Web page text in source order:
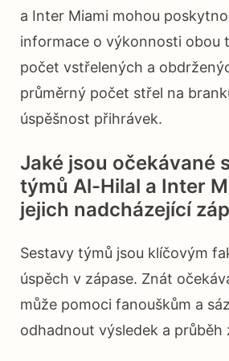
a Inter Miami mohou
informace o výkonnosti obou
počet vstřelených a
průměrný počet střel na
úspěšnost přihrávek.
Jaké jsou očekávané
týmů Al-Hilal a Inter
jejich nadcházející
Sestavy týmů jsou klíčovým
úspěch v zápase. Znát
může pomoci fanouškům a
odhadnout výsledek a průběh